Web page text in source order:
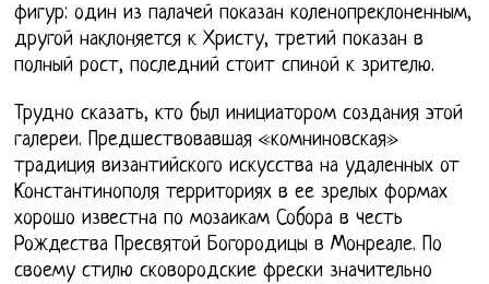
фигур: один из палачей показан коленопреклоненным,
другой наклоняется к Христу, третий показан в
полный рост, последний стоит спиной к зрителю.
Трудно сказать, кто был инициатором создания этой
галереи. Предшествовавшая «комниновская»
традиция византийского искусства на удаленных от
Константинополя территориях в ее зрелых формах
хорошо известна по мозаикам Собора в честь
Рождества Пресвятой Богородицы в Монреале. По
своему стилю сковородские фрески значительно